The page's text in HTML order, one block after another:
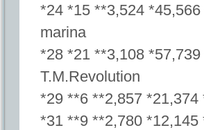
*24 *15 **3,524
marina
*28 *21 **3,108
T.M.Revolution
*29 **6 **2,857
*31 **9 **2,780